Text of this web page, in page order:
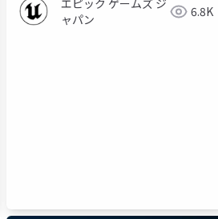
エピック ゲームズ ジ
ャパン
6.8K